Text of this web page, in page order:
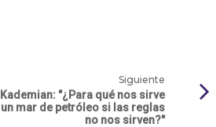
Siguiente
"¿Para qué nos sirve
mar de petróleo si las reglas
no nos sirven?"